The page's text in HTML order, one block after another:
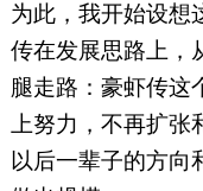
为此，我开始设想
传在发展思路上，
腿走路：豪虾传这
上努力，不再扩张
以后一辈子的方向